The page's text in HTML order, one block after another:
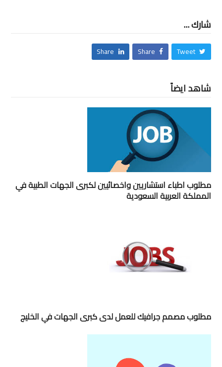
شارك ...
Tweet
Share
Share
شاهد ايضاً
مطلوب اطباء استشاريين واخصائيين لكبرى الجهات الطبية في
المملكة العربية السعودية
مطلوب مصمم جرافيك للعمل لدى كبرى الجهات في الخليج